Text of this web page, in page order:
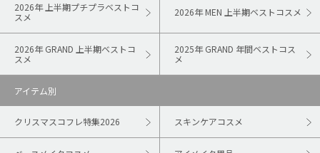
2026年 上半期プチプラベストコ
スメ
2026年 MEN 上半期ベストコスメ
2026年 GRAND 上半期ベストコ
スメ
2025年 GRAND 年間ベストコス
メ
アイテム別
クリスマスコフレ特集2026 スキンケアコスメ